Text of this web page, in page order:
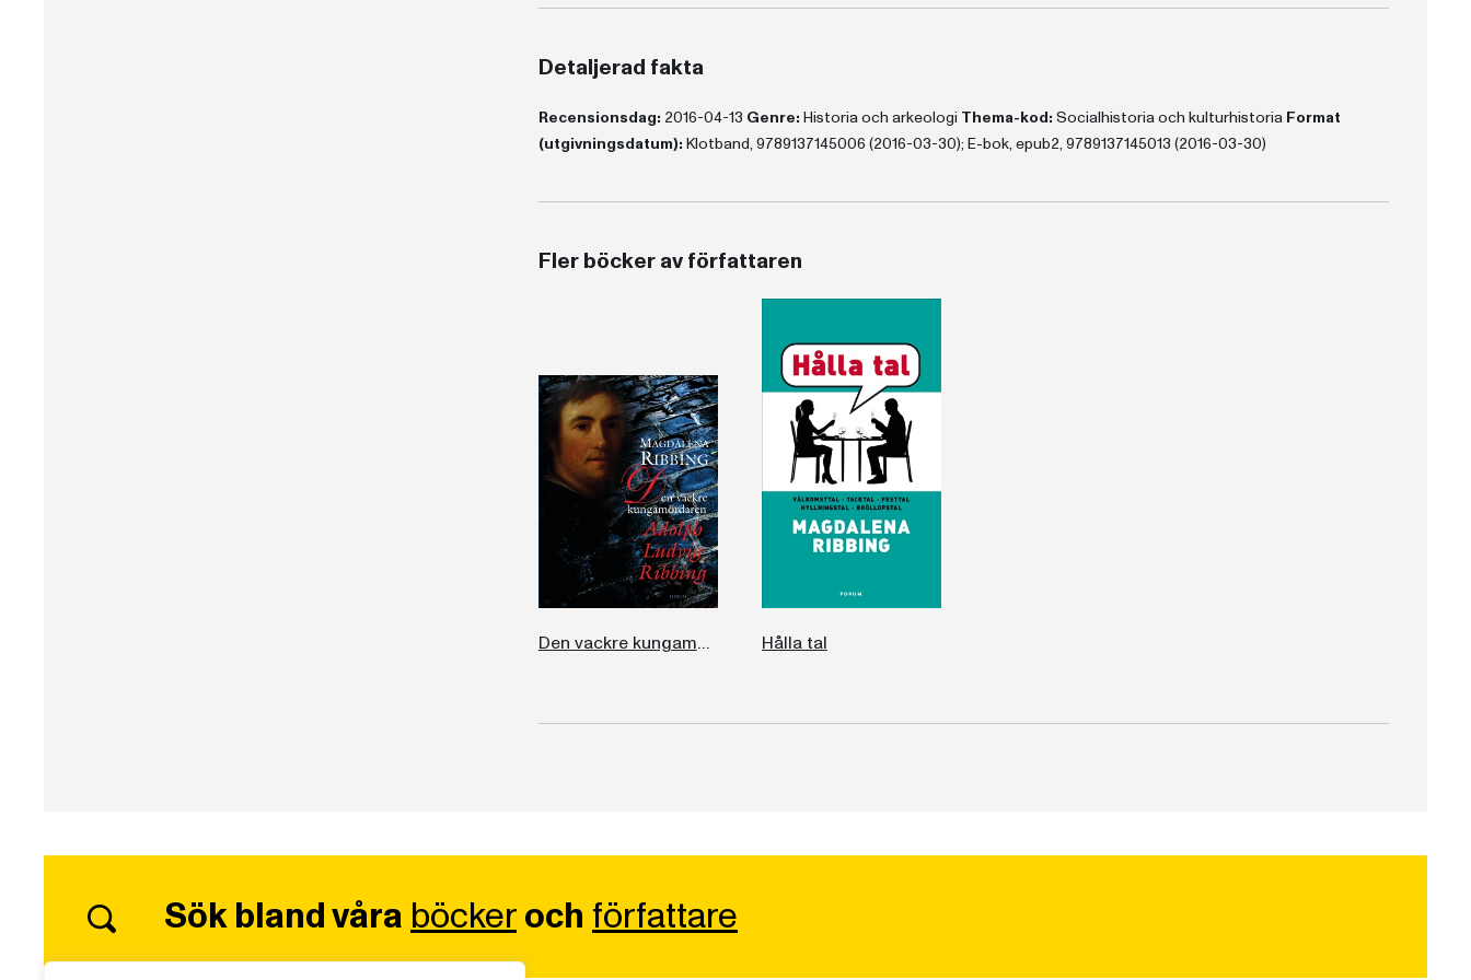
Detaljerad fakta
Recensionsdag: 2016-04-13 Genre: Historia och arkeologi Thema-kod: Socialhistoria och kulturhistoria Format
(utgivningsdatum): Klotband, 9789137145006 (2016-03-30); E-bok, epub2, 9789137145013 (2016-03-30)
Fler böcker av författaren
Den vackre kungamördaren, Adolph Ludvig Ribbing Hålla tal
Sök bland våraböckeroch författare